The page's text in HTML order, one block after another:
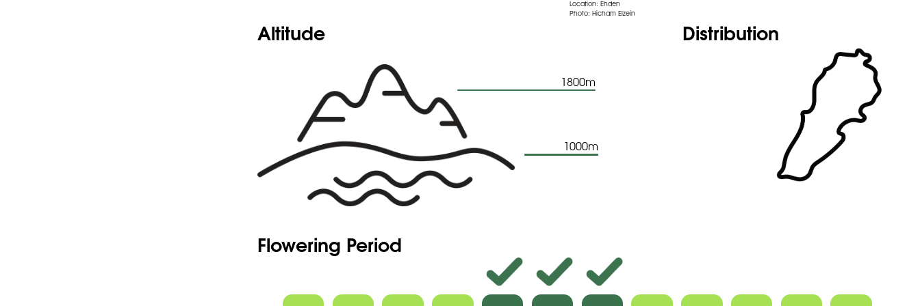
Location: Ehden
Photo: Hicham Elzein
Altitude
1800m
1000m
Distribution
Flowering Period